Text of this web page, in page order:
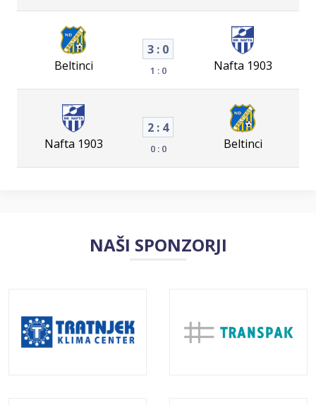
Beltinci
3 : 0
1 : 0 Nafta 1903
Nafta 1903
2 : 4
0 : 0 Beltinci
NAŠI SPONZORJI